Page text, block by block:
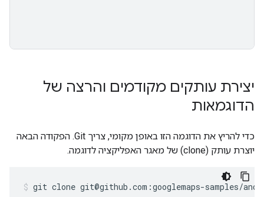
יצירת עותקים מקודמים והרצה של
הדוגמאות
כדי להריץ את הדוגמה הזו באופן מקומי, צריך Git. הפקודה הבאה
יוצרת עותק (clone) של מאגר האפליקציה לדוגמה.
git clone git@github.com:googlemaps-samples/